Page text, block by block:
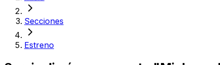
Secciones
Estreno